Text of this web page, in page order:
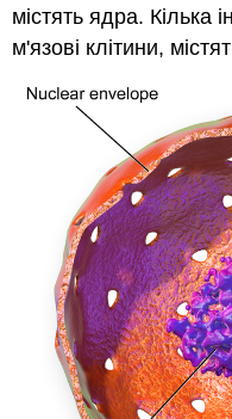
містять ядра. Кілька
м'язові клітини,